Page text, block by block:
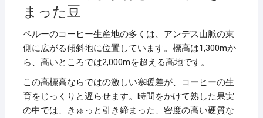
まった豆
ペルーのコーヒー生産地の多くは、アンデス山脈の東
側に広がる傾斜地に位置しています。標高は1,300mか
ら、高いところでは2,000mを超える高地です。
この高標高ならではの激しい寒暖差が、コーヒーの生
育をじっくりと遅らせます。時間をかけて熟した果実
の中では、きゅっと引き締まった、密度の高い硬質な